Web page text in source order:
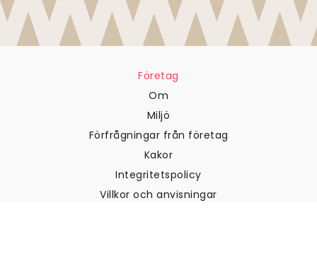
Företag
Om
Miljö
Förfrågningar från företag
Kakor
Integritetspolicy
Villkor och anvisningar